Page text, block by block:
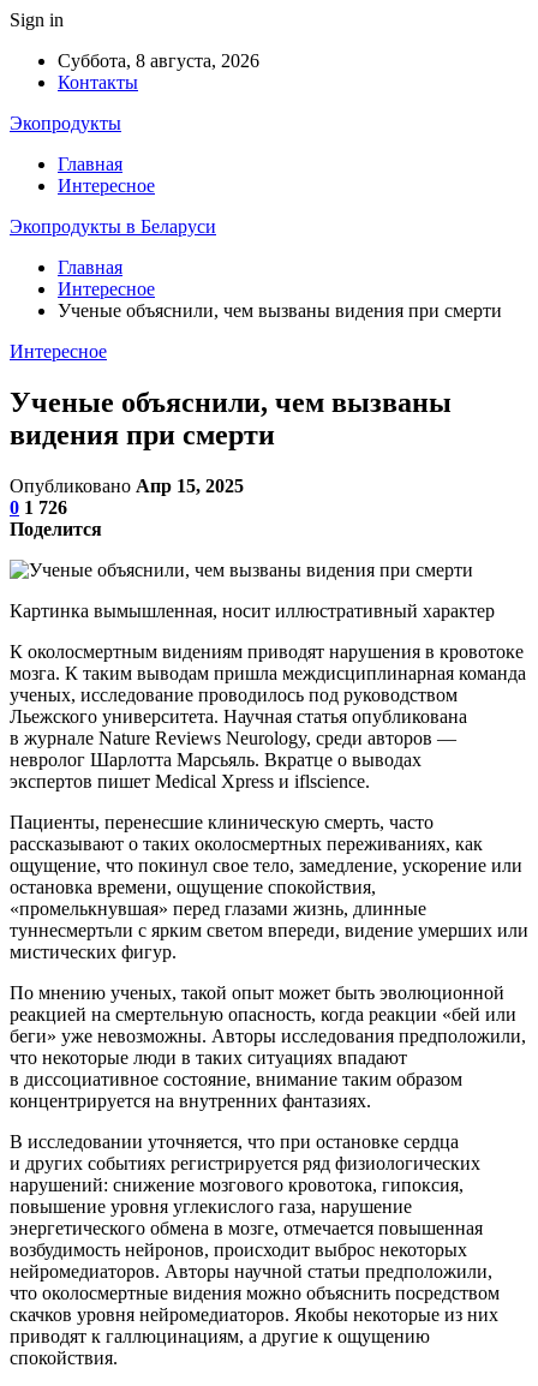
Sign in
Суббота, 8 августа, 2026
Контакты
Экопродукты
Главная
Интересное
Экопродукты в Беларуси
Главная
Интересное
Ученые объяснили, чем вызваны видения при смерти
Интересное
Ученые объяснили, чем вызваны
видения при смерти
Опубликовано Апр 15, 2025
0 1 726
Поделится
Картинка вымышленная, носит иллюстративный характер
К околосмертным видениям приводят нарушения в кровотоке
мозга. К таким выводам пришла междисциплинарная команда
ученых, исследование проводилось под руководством
Льежского университета. Научная статья опубликована
в журнале Nature Reviews Neurology, среди авторов —
невролог Шарлотта Марсьяль. Вкратце о выводах
экспертов пишет Medical Xpress и iflscience.
Пациенты, перенесшие клиническую смерть, часто
рассказывают о таких околосмертных переживаниях, как
ощущение, что покинул свое тело, замедление, ускорение или
остановка времени, ощущение спокойствия,
«промелькнувшая» перед глазами жизнь, длинные
туннесмертьли с ярким светом впереди, видение умерших или
мистических фигур.
По мнению ученых, такой опыт может быть эволюционной
реакцией на смертельную опасность, когда реакции «бей или
беги» уже невозможны. Авторы исследования предположили,
что некоторые люди в таких ситуациях впадают
в диссоциативное состояние, внимание таким образом
концентрируется на внутренних фантазиях.
В исследовании уточняется, что при остановке сердца
и других событиях регистрируется ряд физиологических
нарушений: снижение мозгового кровотока, гипоксия,
повышение уровня углекислого газа, нарушение
энергетического обмена в мозге, отмечается повышенная
возбудимость нейронов, происходит выброс некоторых
нейромедиаторов. Авторы научной статьи предположили,
что околосмертные видения можно объяснить посредством
скачков уровня нейромедиаторов. Якобы некоторые из них
приводят к галлюцинациям, а другие к ощущению
спокойствия.